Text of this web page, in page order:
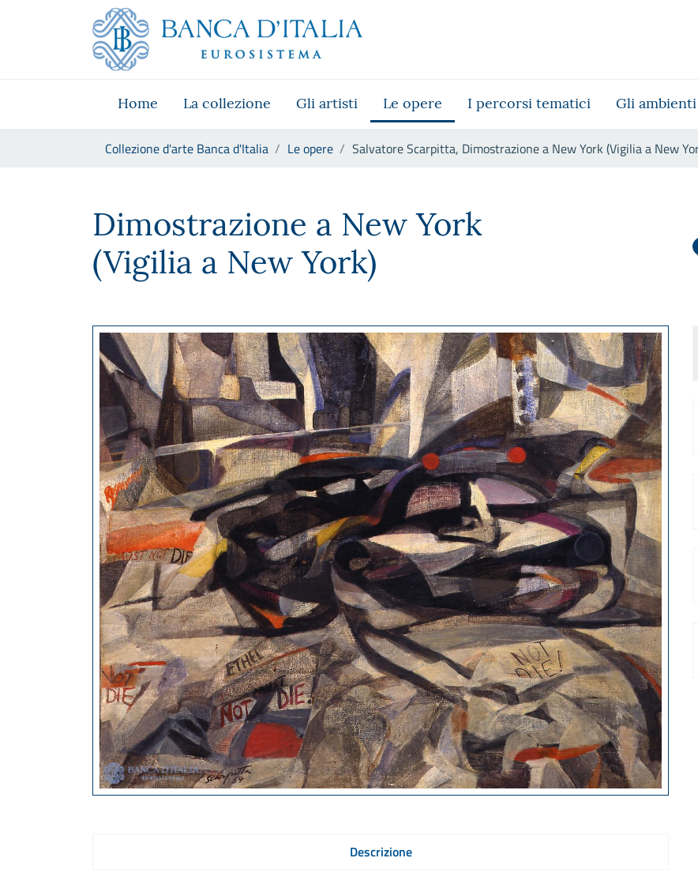
Skip to Main Content
Vai al sito istituzionale
Vai al menu di navigazione
Vai alla ricerca
Vai ai contenuti
Home La collezione Gli artisti Le opere I percorsi tematici Gli ambienti
Collezione d'arte Banca d'Italia Le opere Salvatore Scarpitta, Dimostrazione a New York (Vigilia a New
Dimostrazione a New York
(Vigilia a New York)
Descrizione